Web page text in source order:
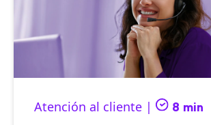
Atención al cliente | 8 min